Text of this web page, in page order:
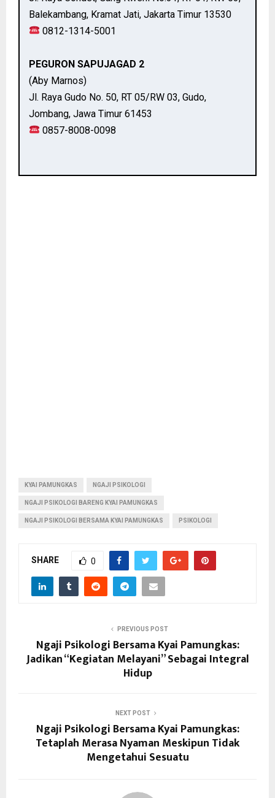
Balekambang, Kramat Jati, Jakarta Timur 13530
0812-1314-5001
PEGURON SAPUJAGAD 2
(Aby Marnos)
Jl. Raya Gudo No. 50, RT 05/RW 03, Gudo,
Jombang, Jawa Timur 61453
0857-8008-0098
KYAI PAMUNGKAS NGAJI PSIKOLOGI
NGAJI PSIKOLOGI BARENG KYAI PAMUNGKAS
NGAJI PSIKOLOGI BERSAMA KYAI PAMUNGKAS PSIKOLOGI
SHARE 0
PREVIOUS POST
Ngaji Psikologi Bersama Kyai Pamungkas:
Jadikan “Kegiatan Melayani” Sebagai Integral
Hidup
NEXT POST
Ngaji Psikologi Bersama Kyai Pamungkas:
Tetaplah Merasa Nyaman Meskipun Tidak
Mengetahui Sesuatu